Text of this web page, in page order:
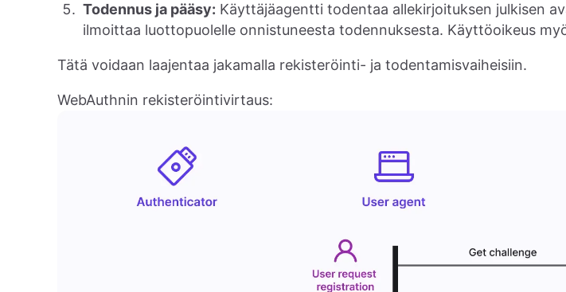
Todennus ja pääsy: Käyttäjäagentti todentaa allekirjoituksen julkisen
ilmoittaa luottopuolelle onnistuneesta todennuksesta. Käyttöoikeus
Tätä voidaan laajentaa jakamalla rekisteröinti- ja todentamisvaiheisiin.
WebAuthnin rekisteröintivirtaus: